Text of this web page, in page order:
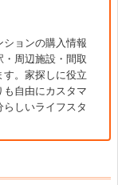
ションの購入情報
周辺施設・間取
。家探しに役立
自由にカスタマ
しいライフスタ